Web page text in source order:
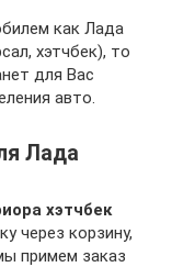
как Лада
хэтчбек), то
для Вас
авто.
Лада
хэтчбек
через корзину,
примем заказ